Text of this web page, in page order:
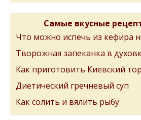
Самые вкусные
Что можно испечь из кефира
Творожная запеканка в
Как приготовить Киевский
Диетический гречневый суп
Как солить и вялить рыбу